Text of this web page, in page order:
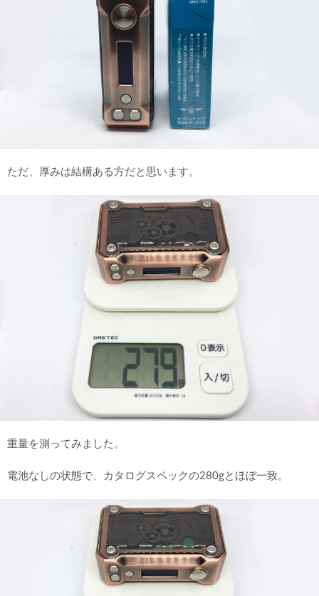
ただ、厚みは結構ある方だと思います。
重量を測ってみました。
電池なしの状態で、カタログスペックの280gとほぼ一致。